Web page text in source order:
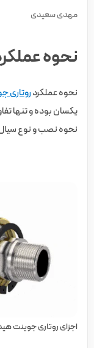
مهدی سعیدی
نحوه
نحوه عملکردروتاری
یکسان بوده و تنها
نحوه نصب و نوع
اجزای روتاری جوینت